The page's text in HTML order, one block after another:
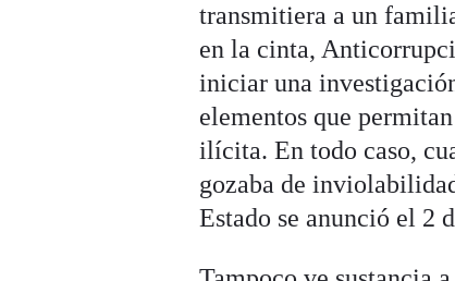
transmitiera a un
en la cinta,
iniciar una
elementos que
ilícita. En todo caso,
gozaba de
Estado se anunció el 2